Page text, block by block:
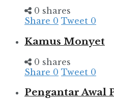
0 shares
Share 0 Tweet 0
Kamus Monyet
0 shares
Share 0 Tweet 0
Pengantar Awal